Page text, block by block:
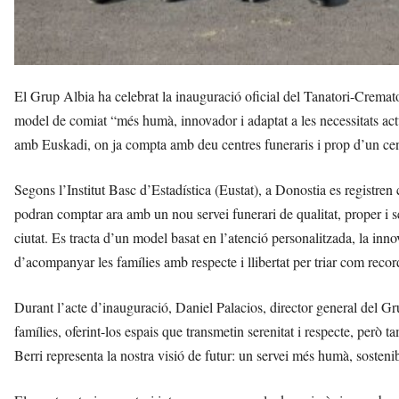
El Grup Albia ha celebrat la inauguració oficial del Tanatori-
model de comiat “més humà, innovador i adaptat a les necessitats
amb Euskadi, on ja compta amb deu centres funeraris i prop d’un
Segons l’Institut Basc d’Estadística (Eustat), a Donostia es
podran comptar ara amb un nou servei funerari de qualitat, proper i
ciutat. Es tracta d’un model basat en l’atenció personalitzada, la
d’acompanyar les famílies amb respecte i llibertat per triar com
Durant l’acte d’inauguració, Daniel Palacios, director general del
famílies, oferint-los espais que transmetin serenitat i respecte, però
Berri representa la nostra visió de futur: un servei més humà,